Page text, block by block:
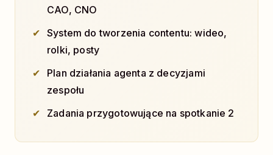
CAO, CNO
System do tworzenia contentu: wideo,
rolki, posty
Plan działania agenta z decyzjami
zespołu
Zadania przygotowujące na spotkanie 2